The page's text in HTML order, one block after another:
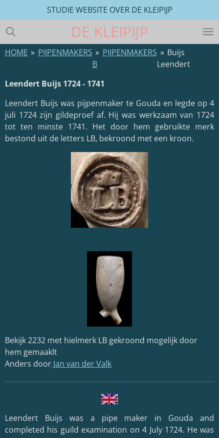
direct
naar
de
hoofdinhoud
DE KLEIPIJP
STUDIE WEBSITE OVER DE KLEIPIJP
HOME » PIJPENMAKERS » PIJPENMAKERS
B
» Buijs
Leendert
Leendert Buijs 1724 - 1741
Leendert Buijs was pijpenmaker te Gouda en legde op 4
juli 1724 zijn gildeproef af. Hij was werkzaam van 1724
tot ten minste 1741. Het door hem gebruikte merk
bestond uit de letters LB, bekroond met een kroon.
Bekijk 2232 met hielmerk LB gekroond mogelijk door
hem gemaaklt
Anders door Jan van der Valk
Leendert Buijs was a pipe maker in Gouda and
completed his guild examination on 4 July 1724. He was